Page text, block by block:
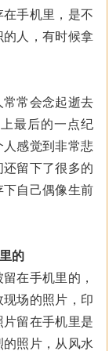
手机里，是不
人，有时候拿
常会念起逝去
最后的一点纪
感觉到非常悲
留下了很多的
自己偶像生前
的
在手机里的，
场的照片，印
留在手机里是
照片，从风水